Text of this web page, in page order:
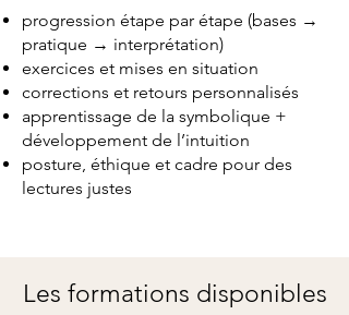
progression étape par étape (bases →
pratique → interprétation)
exercices et mises en situation
corrections et retours personnalisés
apprentissage de la symbolique +
développement de l’intuition
posture, éthique et cadre pour des
lectures justes
Les formations disponibles